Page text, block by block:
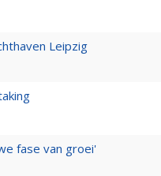
Leipzig
fase van groei'